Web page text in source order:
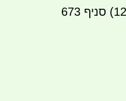
בנק הפועלים (12) סניף 673